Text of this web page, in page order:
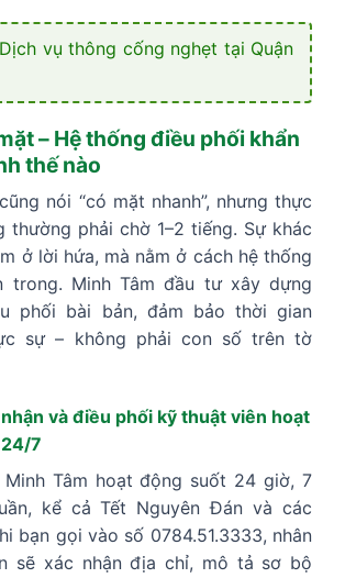
Dịch vụ thông cống nghẹt tại Quận
– Hệ thống điều phối khẩn
thế nào
nói “có mặt nhanh”, nhưng thực
thường phải chờ 1–2 tiếng. Sự khác
ở lời hứa, mà nằm ở cách hệ thống
trong. Minh Tâm đầu tư xây dựng
phối bài bản, đảm bảo thời gian
sự – không phải con số trên tờ
và điều phối kỹ thuật viên hoạt
7
Tâm hoạt động suốt 24 giờ, 7
kể cả Tết Nguyên Đán và các
bạn gọi vào số 0784.51.3333, nhân
sẽ xác nhận địa chỉ, mô tả sơ bộ